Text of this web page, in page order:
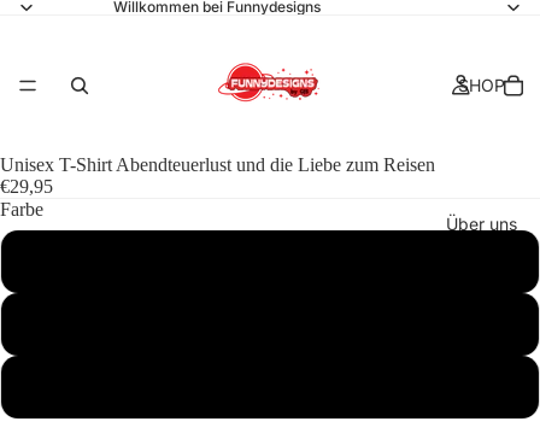
Willkommen bei Funnydesigns
SHOP
Über uns
Kollektionen
Unisex T-Shirt Abendteuerlust und die Liebe zum Reisen
€29,95
Farbe